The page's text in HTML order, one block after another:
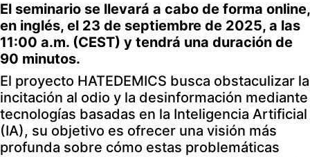
El seminario se llevará a cabo de forma online,
en inglés, el 23 de septiembre de 2025, a las
11:00 a.m. (CEST) y tendrá una duración de
90 minutos.
El proyecto HATEDEMICS busca obstaculizar la
incitación al odio y la desinformación mediante
tecnologías basadas en la Inteligencia Artificial
(IA), su objetivo es ofrecer una visión más
profunda sobre cómo estas problemáticas